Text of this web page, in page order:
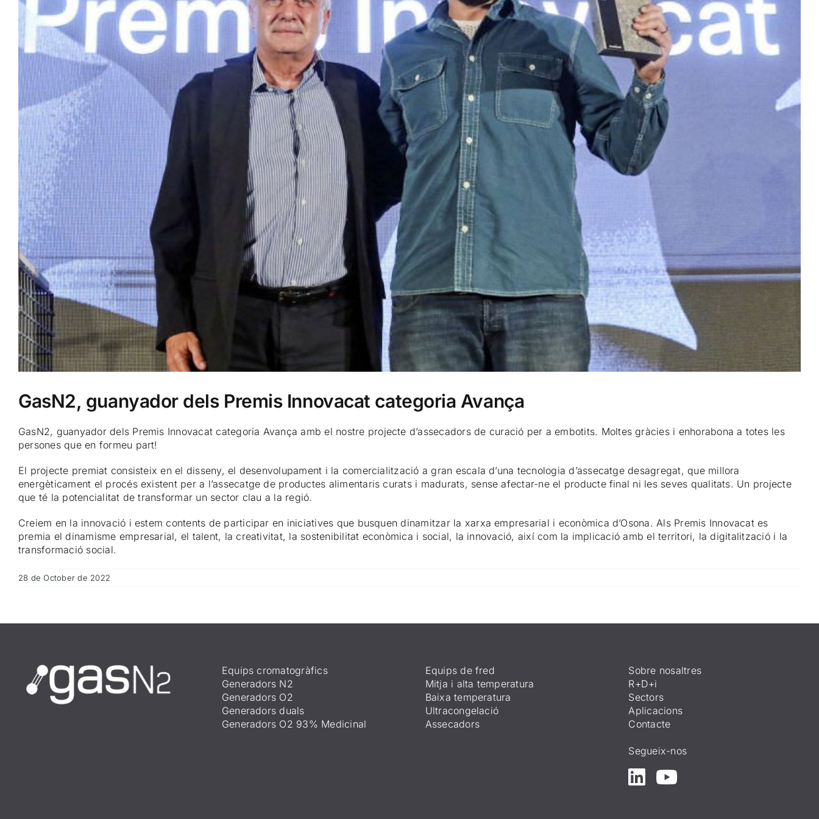
GasN2, guanyador dels Premis Innovacat categoria Avança
GasN2, guanyador dels Premis Innovacat categoria Avança amb el nostre projecte d’assecadors de curació per a embotits. Moltes gràcies i enhorabona a totes les
persones que en formeu part!
El projecte premiat consisteix en el disseny, el desenvolupament i la comercialització a gran escala d’una tecnologia d’assecatge desagregat, que millora
energèticament el procés existent per a l’assecatge de productes alimentaris curats i madurats, sense afectar-ne el producte final ni les seves qualitats. Un projecte
que té la potencialitat de transformar un sector clau a la regió.
Creiem en la innovació i estem contents de participar en iniciatives que busquen dinamitzar la xarxa empresarial i econòmica d’Osona. Als Premis Innovacat es
premia el dinamisme empresarial, el talent, la creativitat, la sostenibilitat econòmica i social, la innovació, així com la implicació amb el territori, la digitalització i la
transformació social.
28 de October de 2022
Equips cromatogràfics
Generadors N2
Generadors O2
Generadors duals
Generadors O2 93% Medicinal
Equips de fred
Mitja i alta temperatura
Baixa temperatura
Ultracongelació
Assecadors
Sobre nosaltres
R+D+i
Sectors
Aplicacions
Contacte
Segueix-nos